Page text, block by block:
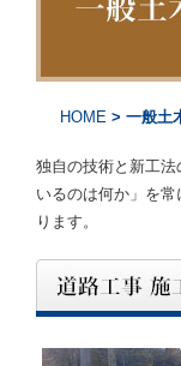
HOME > 一般土
独自の技術と新工
いるのは何か」を
ります。